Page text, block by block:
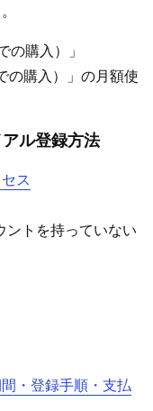
購入）」
の購入）」の月額使
ル登録方法
ス
トを持っていない
・登録手順・支払